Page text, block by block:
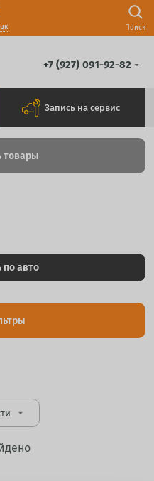
Поиск
+7 (927) 091-92-82
Запись на сервис
товары
по авто
arrow_drop_down